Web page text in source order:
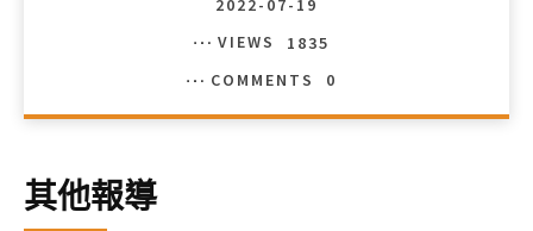
2022-07-19
VIEWS
1835
COMMENTS
0
其他報導